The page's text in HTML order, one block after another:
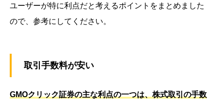
ユーザーが特に利点だと考えるポイントをまとめました
ので、参考にしてください。
取引手数料が安い
GMOクリック証券の主な利点の一つは、株式取引の手数